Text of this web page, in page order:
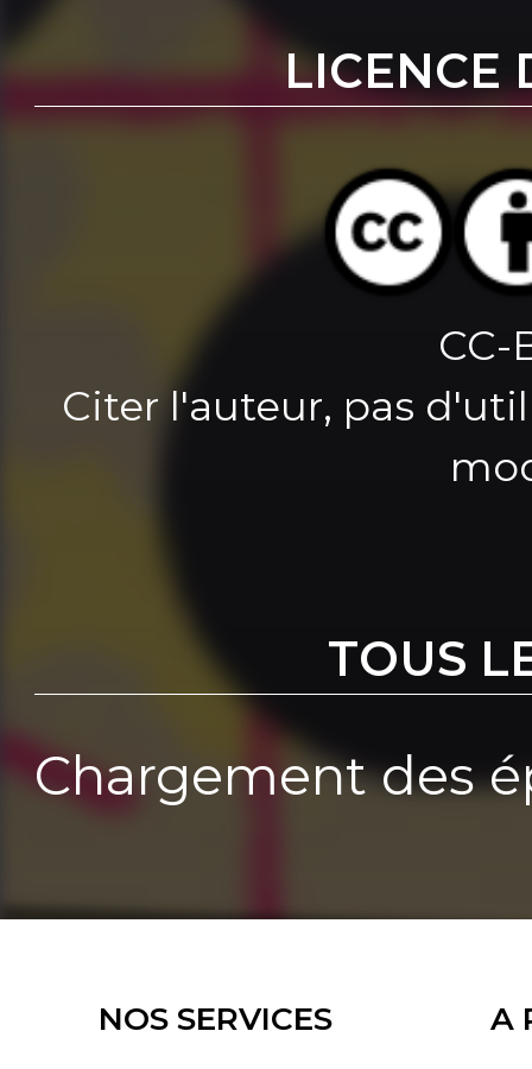
LICENCE
CC-
Citer l'auteur, pas
TOUS
Chargement des
NOS SERVICES A